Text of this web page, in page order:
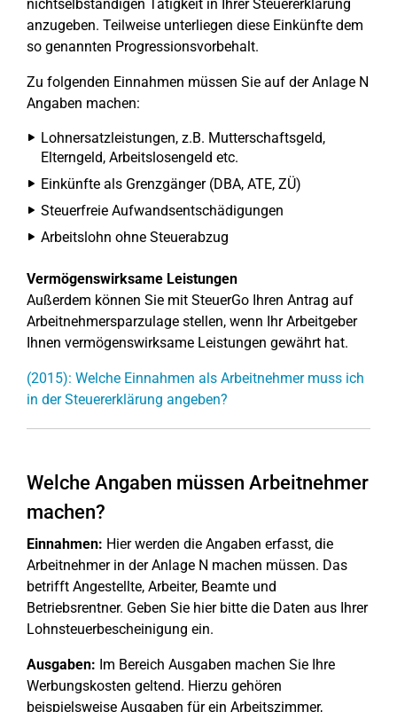
nichtselbständigen Tätigkeit in Ihrer Steuererklärung
anzugeben. Teilweise unterliegen diese Einkünfte dem
so genannten Progressionsvorbehalt.
Zu folgenden Einnahmen müssen Sie auf der Anlage N
Angaben machen:
Lohnersatzleistungen, z.B. Mutterschaftsgeld,
Elterngeld, Arbeitslosengeld etc.
Einkünfte als Grenzgänger (DBA, ATE, ZÜ)
Steuerfreie Aufwandsentschädigungen
Arbeitslohn ohne Steuerabzug
Vermögenswirksame Leistungen
Außerdem können Sie mit SteuerGo Ihren Antrag auf
Arbeitnehmersparzulage stellen, wenn Ihr Arbeitgeber
Ihnen vermögenswirksame Leistungen gewährt hat.
(2015): Welche Einnahmen als Arbeitnehmer muss ich
in der Steuererklärung angeben?
Welche Angaben müssen Arbeitnehmer
machen?
Einnahmen: Hier werden die Angaben erfasst, die
Arbeitnehmer in der Anlage N machen müssen. Das
betrifft Angestellte, Arbeiter, Beamte und
Betriebsrentner. Geben Sie hier bitte die Daten aus Ihrer
Lohnsteuerbescheinigung ein.
Ausgaben: Im Bereich Ausgaben machen Sie Ihre
Werbungskosten geltend. Hierzu gehören
beispielsweise Ausgaben für ein Arbeitszimmer,